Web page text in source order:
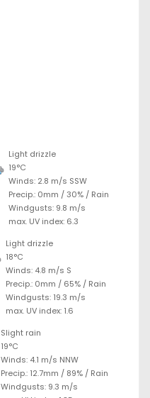
Light drizzle
19°C
Winds: 2.8 m/s SSW
Precip.: 0mm /30% / Rain
Windgusts: 9.8 m/s
max. UV index: 6.3
Light drizzle
18°C
Winds: 4.8 m/s S
Precip.: 0mm / 65% / Rain
Windgusts: 19.3 m/s
max. UV index: 1.6
Slight rain
19°C
Winds: 4.1 m/s NNW
Precip.: 12.7mm / 89% / Rain
Windgusts: 9.3 m/s